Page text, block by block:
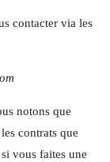
contacter via les
notons que
contrats que
vous faites une